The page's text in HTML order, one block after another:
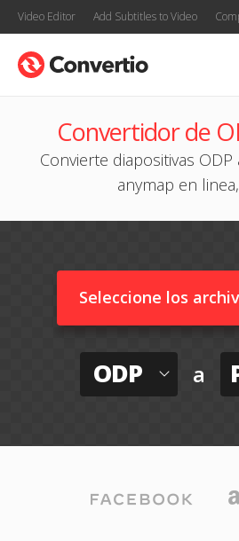
Video Editor Add Subtitles to Video
Convertidor de
Convierte diapositivas ODP
anymap en
Seleccione los
ODP a